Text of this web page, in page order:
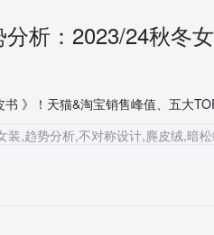
析：2023/24秋冬